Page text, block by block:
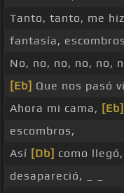
Tanto, tanto, me
fantasía,
No, no, no, no, no,
[Eb] Que nos pasó
Ahora mi cama, [Eb]
escombros,
Así [Db] como llegó,
desapareció, _ _